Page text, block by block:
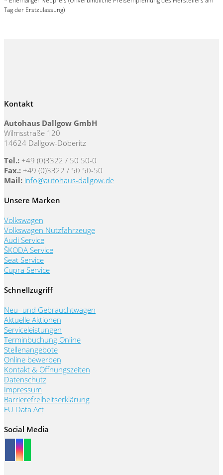
Tag der Erstzulassung)
Kontakt
Autohaus Dallgow GmbH
Wilmsstraße 120
14624 Dallgow-Döberitz
Tel.: +49 (0)3322 / 50 50-0
Fax.: +49 (0)3322 / 50 50-50
Mail: info@autohaus-dallgow.de
Unsere Marken
Volkswagen
Volkswagen Nutzfahrzeuge
Audi Service
ŠKODA Service
Seat Service
Cupra Service
Schnellzugriff
Neu- und Gebrauchtwagen
Aktuelle Aktionen
Serviceleistungen
Terminbuchung Online
Stellenangebote
Online bewerben
Kontakt & Öffnungszeiten
Datenschutz
Impressum
Barrierefreiheitserklärung
EU Data Act
Social Media